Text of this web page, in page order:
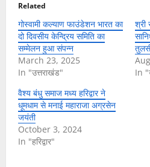
Related
गोस्वामी कल्याण फाउंडेशन भारत का
दो दिवसीय केन्द्रिय समिति का
सम्मेलन हुआ संपन्न
March 23, 2025
In "उत्तराखंड"
श्री
In
वैश्य बंधु समाज मध्य हरिद्वार ने
धूमधाम से मनाई महाराजा अग्रसेन
जयंती
October 3, 2024
In "हरिद्वार"